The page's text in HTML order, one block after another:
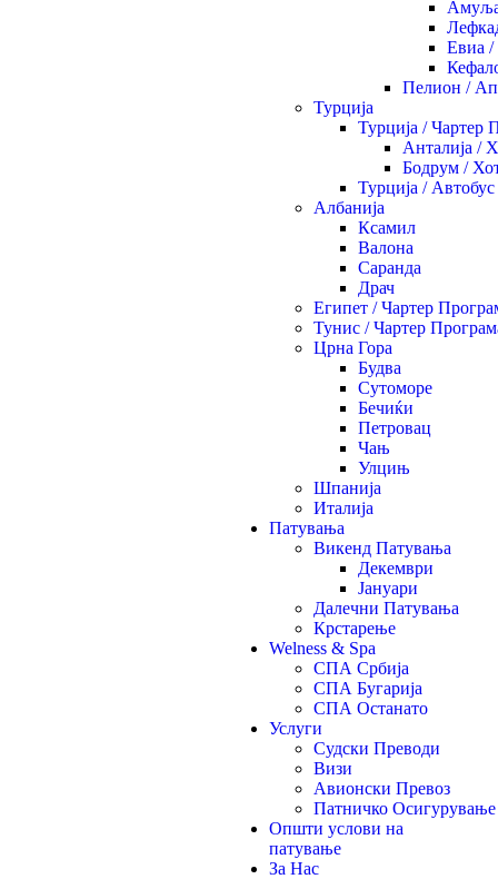
Евиа
Пелион /
Турција
Турција / Чартер
Анталија /
Бодрум /
Турција / Автобус
Албанија
Ксамил
Валона
Саранда
Драч
Египет / Чартер
Тунис / Чартер
Црна Гора
Будва
Сутоморе
Бечиќи
Петровац
Чањ
Улцињ
Шпанија
Италија
Патувања
Викенд Патувања
Декември
Јануари
Далечни Патувања
Крстарење
Welness & Spa
СПА Србија
СПА Бугарија
СПА Останато
Услуги
Судски Преводи
Визи
Авионски Превоз
Патничко Осигурување
Општи услови на
патување
За Нас